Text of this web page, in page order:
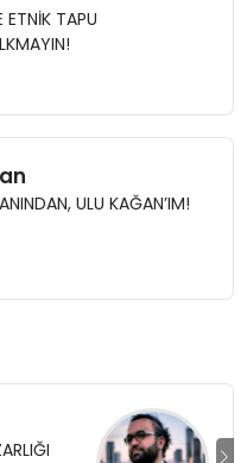
ETNİK TAPU
ULU KAĞAN’IM!